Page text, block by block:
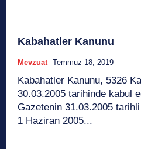
Kabahatler Kanunu
Mevzuat Temmuz 18, 2019
Kabahatler Kanunu, 5326
30.03.2005 tarihinde kabul
Gazetenin 31.03.2005 tarihli
1 Haziran 2005...